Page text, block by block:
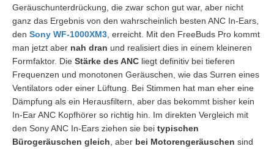
Geräuschunterdrückung, die zwar schon gut war, aber nicht
ganz das Ergebnis von den wahrscheinlich besten ANC In-Ears,
den Sony WF-1000XM3 , erreicht. Mit den FreeBuds Pro kommt
man jetzt aber nah dran und realisiert dies in einem kleineren
Formfaktor. Die Stärke des ANC liegt definitiv bei tieferen
Frequenzen und monotonen Geräuschen, wie das Surren eines
Ventilators oder einer Lüftung. Bei Stimmen hat man eher eine
Dämpfung als ein Herausfiltern, aber das bekommt bisher kein
In-Ear ANC Kopfhörer so richtig hin. Im direkten Vergleich mit
den Sony ANC In-Ears ziehen sie bei typischen
Bürogeräuschen gleich , aber bei Motorengeräuschen sind